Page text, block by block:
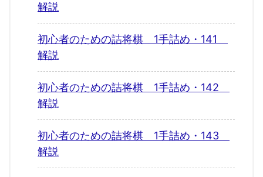
解説
初心者のための詰将棋 1手詰め・141
解説
初心者のための詰将棋 1手詰め・142
解説
初心者のための詰将棋 1手詰め・143
解説